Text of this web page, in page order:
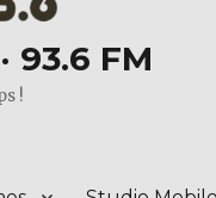
93.6 FM
!